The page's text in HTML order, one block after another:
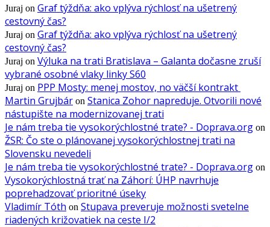
Juraj on Graf týždňa: ako vplýva rýchlosť na ušetrený
cestovný čas?
Juraj on Graf týždňa: ako vplýva rýchlosť na ušetrený
cestovný čas?
Juraj on Výluka na trati Bratislava – Galanta dočasne zruší
vybrané osobné vlaky linky S60
Juraj on PPP Mosty: menej mostov, no väčší kontrakt
Martin Grujbár on Stanica Zohor napreduje. Otvorili nové
nástupište na modernizovanej trati
Je nám treba tie vysokorýchlostné trate? - Doprava.org on
ŽSR: Čo ste o plánovanej vysokorýchlostnej trati na
Slovensku nevedeli
Je nám treba tie vysokorýchlostné trate? - Doprava.org on
Vysokorýchlostná trať na Záhorí: ÚHP navrhuje
poprehadzovať prioritné úseky
Vladimír Tóth on Stupava preveruje možnosti svetelne
riadených križovatiek na ceste I/2